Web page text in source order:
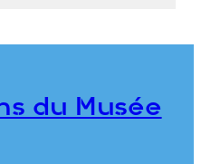
27 janvier
du Musée